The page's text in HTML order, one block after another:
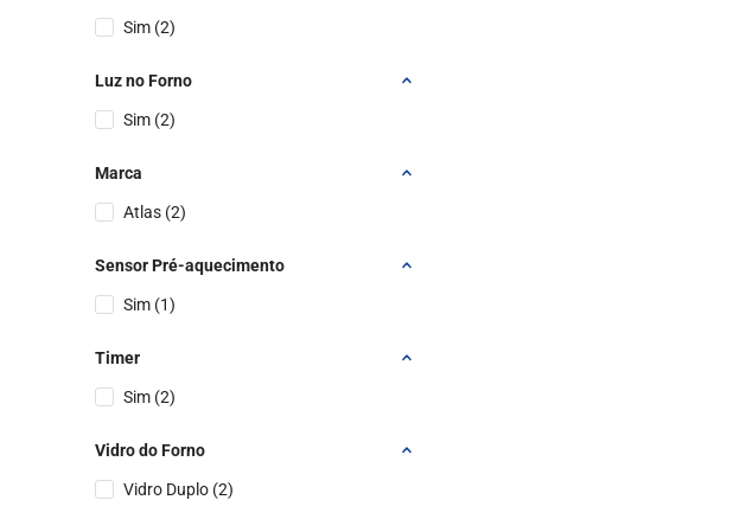
Sim (2)
Luz no Forno
Sim (2)
Marca
Atlas (2)
Sensor Pré-aquecimento
Sim (1)
Timer
Sim (2)
Vidro do Forno
Vidro Duplo (2)